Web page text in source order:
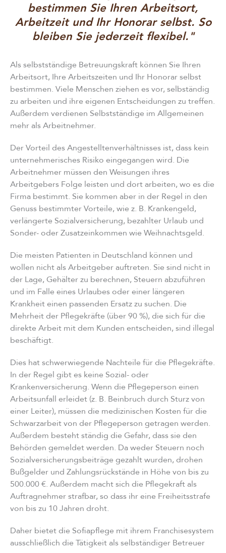
bestimmen Sie Ihren Arbeitsort,
Arbeitzeit und Ihr Honorar selbst. So
bleiben Sie jederzeit flexibel."
Als selbstständige Betreuungskraft können Sie Ihren
Arbeitsort, Ihre Arbeitszeiten und Ihr Honorar selbst
bestimmen. Viele Menschen ziehen es vor, selbständig
zu arbeiten und ihre eigenen Entscheidungen zu treffen.
Außerdem verdienen Selbstständige im Allgemeinen
mehr als Arbeitnehmer.
Der Vorteil des Angestelltenverhältnisses ist, dass kein
unternehmerisches Risiko eingegangen wird. Die
Arbeitnehmer müssen den Weisungen ihres
Arbeitgebers Folge leisten und dort arbeiten, wo es die
Firma bestimmt. Sie kommen aber in der Regel in den
Genuss bestimmter Vorteile, wie z. B. Krankengeld,
verlängerte Sozialversicherung, bezahlter Urlaub und
Sonder- oder Zusatzeinkommen wie Weihnachtsgeld.
Die meisten Patienten in Deutschland können und
wollen nicht als Arbeitgeber auftreten. Sie sind nicht in
der Lage, Gehälter zu berechnen, Steuern abzuführen
und im Falle eines Urlaubes oder einer längeren
Krankheit einen passenden Ersatz zu suchen. Die
Mehrheit der Pflegekräfte (über 90 %), die sich für die
direkte Arbeit mit dem Kunden entscheiden, sind illegal
beschäftigt.
Dies hat schwerwiegende Nachteile für die Pflegekräfte.
In der Regel gibt es keine Sozial- oder
Krankenversicherung. Wenn die Pflegeperson einen
Arbeitsunfall erleidet (z. B. Beinbruch durch Sturz von
einer Leiter), müssen die medizinischen Kosten für die
Schwarzarbeit von der Pflegeperson getragen werden.
Außerdem besteht ständig die Gefahr, dass sie den
Behörden gemeldet werden. Da weder Steuern noch
Sozialversicherungsbeiträge gezahlt wurden, drohen
Bußgelder und Zahlungsrückstände in Höhe von bis zu
500.000 €. Außerdem macht sich die Pflegekraft als
Auftragnehmer strafbar, so dass ihr eine Freiheitsstrafe
von bis zu 10 Jahren droht.
Daher bietet die Sofiapflege mit ihrem Franchisesystem
ausschließlich die Tätigkeit als selbständiger Betreuer